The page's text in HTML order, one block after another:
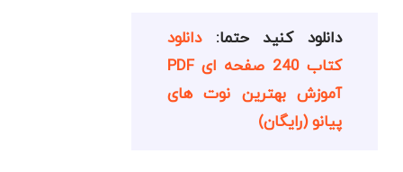
دانلود کنید حتما:دانلود
کتاب 240 صفحه ای PDF
آموزش بهترین نوت های
پیانو (رایگان)